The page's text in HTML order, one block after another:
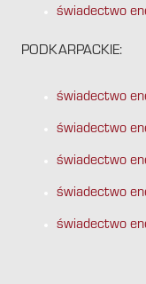
świadectwo
PODKARPACKIE:
świadectwo
świadectwo
świadectwo
świadectwo
świadectwo